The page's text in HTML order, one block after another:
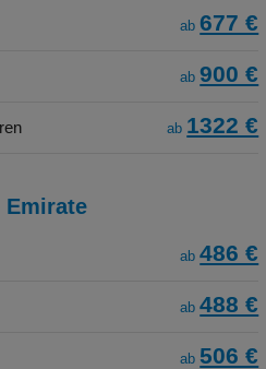
ab 677 €
ab 900 €
ab 1322 €
Emirate
ab 486 €
ab 488 €
ab 506 €